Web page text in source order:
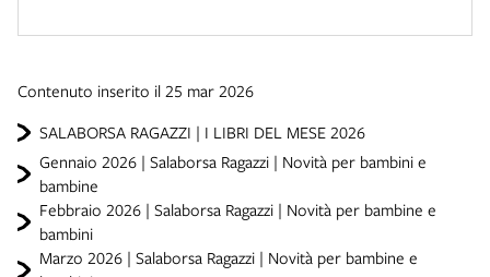
SALABORSA RAGAZZI | I LIBRI DEL MESE 2026
Gennaio 2026 | Salaborsa Ragazzi | Novità per bambini e
bambine
Febbraio 2026 | Salaborsa Ragazzi | Novità per bambine e
bambini
Marzo 2026 | Salaborsa Ragazzi | Novità per bambine e
Contenuto inserito il 25 mar 2026